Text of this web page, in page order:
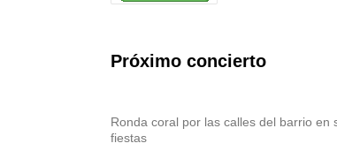
Próximo concierto
Ronda coral por las calles del barrio en
fiestas